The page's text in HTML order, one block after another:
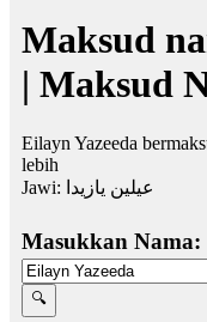
Maksud
| Maksud
Eilayn Yazeeda
lebih
Jawi: عيلين يازيدا
Masukkan Nama: